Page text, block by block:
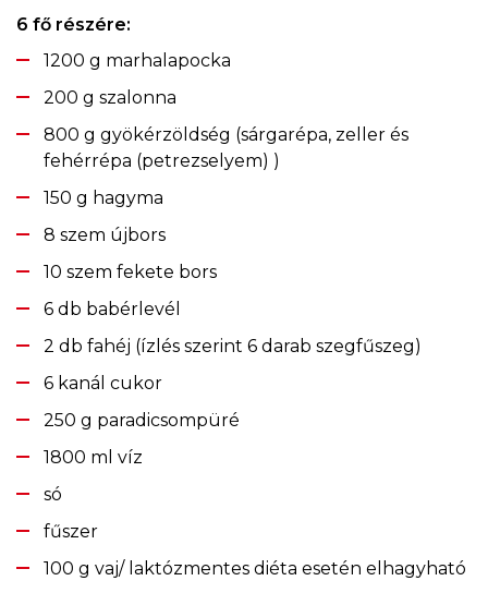
6 fő részére:
1200 g marhalapocka
200 g szalonna
800 g gyökérzöldség (sárgarépa, zeller és
fehérrépa (petrezselyem) )
150 g hagyma
8 szem újbors
10 szem fekete bors
6 db babérlevél
2 db fahéj (ízlés szerint 6 darab szegfűszeg)
6 kanál cukor
250 g paradicsompüré
1800 ml víz
só
fűszer
100 g vaj/ laktózmentes diéta esetén elhagyható